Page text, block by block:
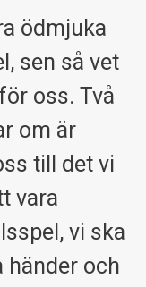
ödmjuka
sen så vet
oss. Två
om är
till det vi
vara
vi ska
händer och